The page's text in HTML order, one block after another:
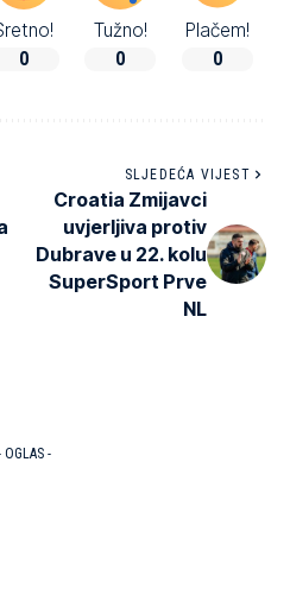
0
Tužno!
0
Plačem!
0
SLJEDEĆA VIJEST
Croatia Zmijavci
uvjerljiva protiv
Dubrave u 22. kolu
SuperSport Prve
NL
OGLAS -